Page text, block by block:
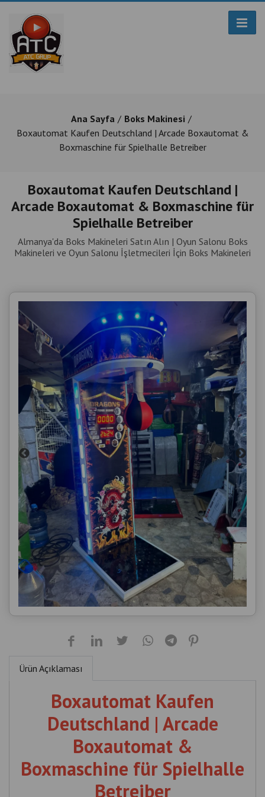
Ana Sayfa
Boks Makinesi
Boxautomat Kaufen Deutschland | Arcade Boxautomat &
Boxmaschine für Spielhalle Betreiber
Boxautomat Kaufen Deutschland |
Arcade Boxautomat & Boxmaschine für
Spielhalle Betreiber
Almanya'da Boks Makineleri Satın Alın | Oyun Salonu Boks
Makineleri ve Oyun Salonu İşletmecileri İçin Boks Makineleri
Ürün Açıklaması
Boxautomat Kaufen
Deutschland | Arcade
Boxautomat &
Boxmaschine für Spielhalle
Betreiber